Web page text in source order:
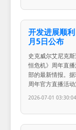
开发进展顺
月5日公布
史克威尔艾尼克
恒危机》周年直
部的最新情报。
周年官方直播活
2026-07-01 03:30:04